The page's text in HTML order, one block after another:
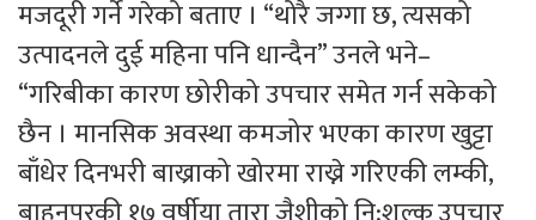
मजदूरी गर्ने गरेको बताए । “थोरै जग्गा छ, त्यसको
उत्पादनले दुई महिना पनि धान्दैन” उनले भने–
“गरिबीका कारण छोरीको उपचार समेत गर्न सकेको
छैन । मानसिक अवस्था कमजोर भएका कारण खुट्टा
बाँधेर दिनभरी बाख्राको खोरमा राख्ने गरिएकी लम्की,